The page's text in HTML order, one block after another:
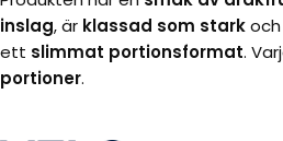
inslag, är klassad som stark
ett slimmat portionsformat.
portioner.